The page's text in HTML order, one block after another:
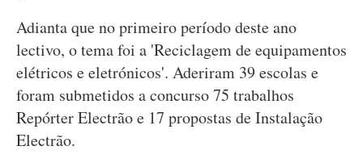
Adianta que no primeiro período deste ano
lectivo, o tema foi a 'Reciclagem de equipamentos
elétricos e eletrónicos'. Aderiram 39 escolas e
foram submetidos a concurso 75 trabalhos
Repórter Electrão e 17 propostas de Instalação
Electrão.